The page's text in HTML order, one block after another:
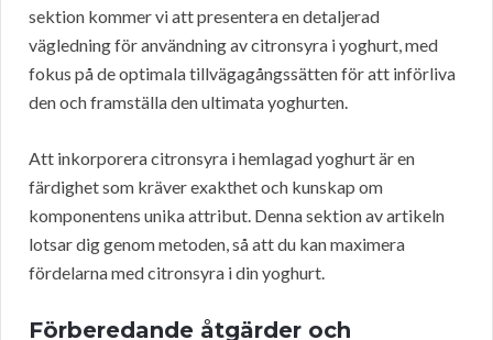
sektion kommer vi att presentera en detaljerad
vägledning för användning av citronsyra i yoghurt, med
fokus på de optimala tillvägagångssätten för att införliva
den och framställa den ultimata yoghurten.
Att inkorporera citronsyra i hemlagad yoghurt är en
färdighet som kräver exakthet och kunskap om
komponentens unika attribut. Denna sektion av artikeln
lotsar dig genom metoden, så att du kan maximera
fördelarna med citronsyra i din yoghurt.
Förberedande åtgärder och